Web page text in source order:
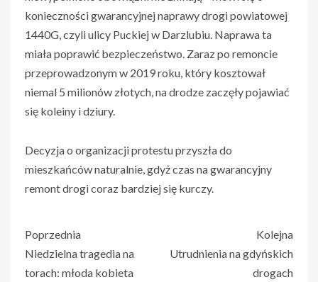
konieczności gwarancyjnej naprawy drogi powiatowej
1440G, czyli ulicy Puckiej w Darzlubiu. Naprawa ta
miała poprawić bezpieczeństwo. Zaraz po remoncie
przeprowadzonym w 2019 roku, który kosztował
niemal 5 milionów złotych, na drodze zaczęły pojawiać
się koleiny i dziury.
Decyzja o organizacji protestu przyszła do
mieszkańców naturalnie, gdyż czas na gwarancyjny
remont drogi coraz bardziej się kurczy.
Poprzednia
Niedzielna tragedia na
torach: młoda kobieta
Kolejna
Utrudnienia na gdyńskich
drogach